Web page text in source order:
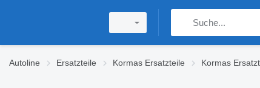
Autoline Ersatzteile Kormas Ersatzteile Kormas